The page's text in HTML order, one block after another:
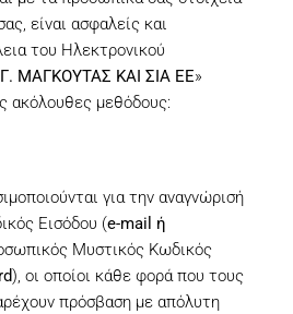
είναι ασφαλείς και
του Ηλεκτρονικού
Γ. ΜΑΓΚΟΥΤΑΣ ΚΑΙ ΣΙΑ ΕΕ»
ακόλουθες μεθόδους:
για την αναγνώρισή
Εισόδου (e-mail ή
Μυστικός Κωδικός
), οι οποίοι κάθε φορά που τους
πρόσβαση με απόλυτη